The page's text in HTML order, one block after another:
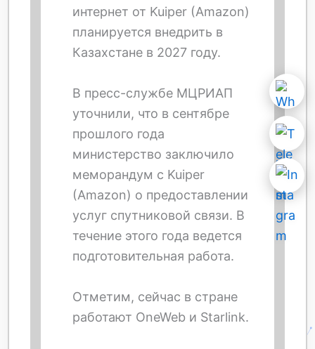
интернет от Kuiper (Amazon)
планируется внедрить в
Казахстане в 2027 году.
В пресс-службе МЦРИАП
уточнили, что в сентябре
прошлого года
министерство заключило
меморандум с Kuiper
(Amazon) о предоставлении
услуг спутниковой связи. В
течение этого года ведется
подготовительная работа.
Отметим, сейчас в стране
работают OneWeb и Starlink.